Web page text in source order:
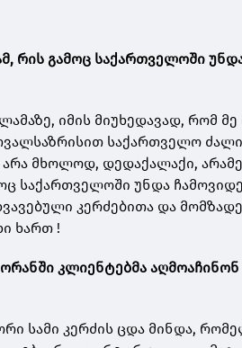
, რის გამოც საქართველოში
იმის მიუხედავად, რომ
საქართველო
მხოლოდ, დედაქალაქი,
საქართველოში უნდა
კერძებითა და
ხართ !
კლიენტებმა აღმოაჩინონ
სამი კერძის ცდა მინდა,